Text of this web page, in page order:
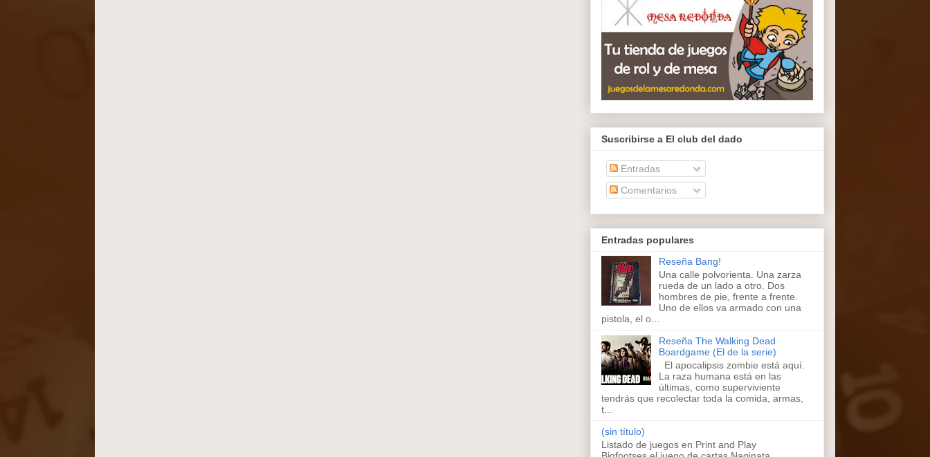
Suscribirse a El club del dado
Entradas
Comentarios
Entradas populares
Reseña Bang!
Una calle polvorienta. Una zarza
rueda de un lado a otro. Dos
hombres de pie, frente a frente.
Uno de ellos va armado con una
pistola, el o...
Reseña The Walking Dead
Boardgame (El de la serie)
El apocalipsis zombie está aquí.
La raza humana está en las
últimas, como superviviente
tendrás que recolectar toda la comida, armas,
t...
(sin título)
Listado de juegos en Print and Play